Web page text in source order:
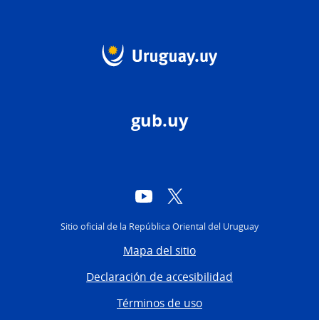
gub.uy
YouTube
Sitio oficial de la República Oriental del Uruguay
Mapa del sitio
Declaración de accesibilidad
Términos de uso